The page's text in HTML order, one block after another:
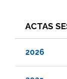
ACTAS
2026